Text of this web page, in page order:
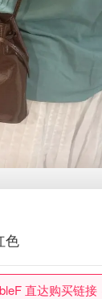
色
直达购买链